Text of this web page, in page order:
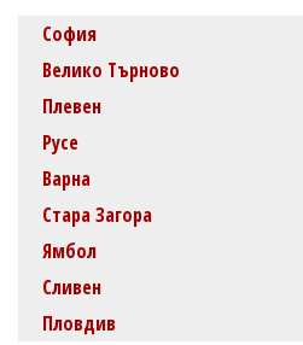
София
Велико Търново
Плевен
Русе
Варна
Стара Загора
Ямбол
Сливен
Пловдив